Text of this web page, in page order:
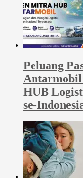
Peluang
Antarmobil
HUB
se-